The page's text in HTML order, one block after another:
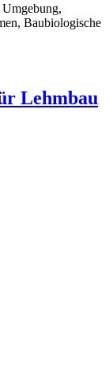
Baubiologische
Lehmbau